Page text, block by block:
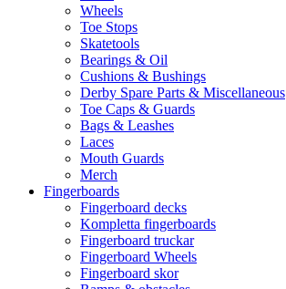
Wheels
Toe Stops
Skatetools
Bearings & Oil
Cushions & Bushings
Derby Spare Parts & Miscellaneous
Toe Caps & Guards
Bags & Leashes
Laces
Mouth Guards
Merch
Fingerboards
Fingerboard decks
Kompletta fingerboards
Fingerboard truckar
Fingerboard Wheels
Fingerboard skor